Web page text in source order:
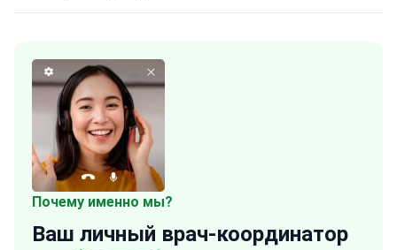
Почему именно мы?
Ваш личный врач-координатор